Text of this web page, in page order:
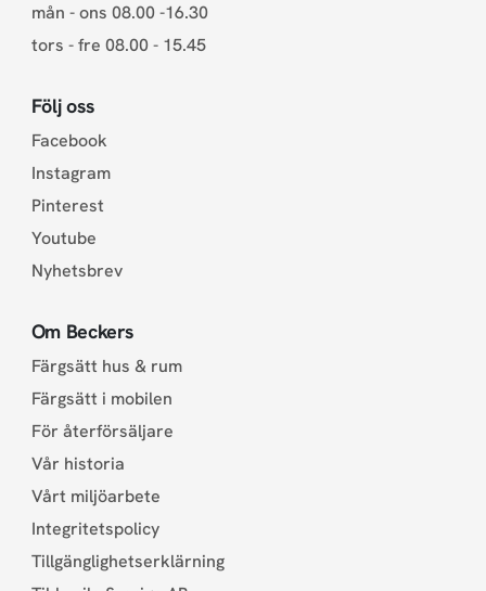
mån - ons 08.00 -16.30
tors - fre 08.00 - 15.45
Följ oss
Facebook
Instagram
Pinterest
Youtube
Nyhetsbrev
Om Beckers
Färgsätt hus & rum
Färgsätt i mobilen
För återförsäljare
Vår historia
Vårt miljöarbete
Integritetspolicy
Tillgänglighetserklärning